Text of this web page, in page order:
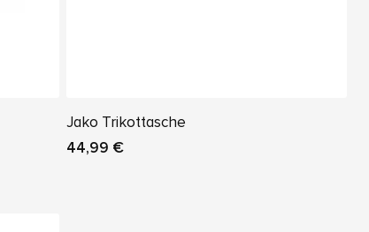
Jako Trikottasche
44,99 €